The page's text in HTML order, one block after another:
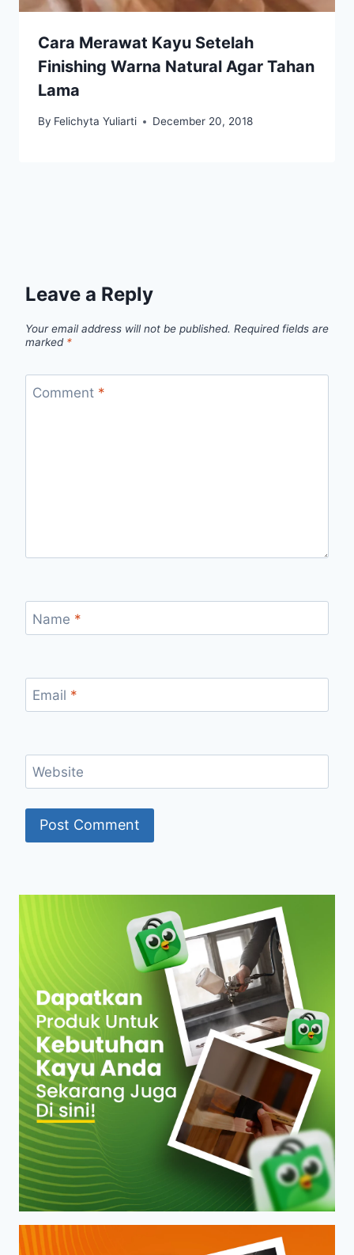
Cara Merawat Kayu Setelah
Finishing Warna Natural Agar Tahan
Lama
By Felichyta Yuliarti December 20, 2018
Leave a Reply
Your email address will not be published. Required fields are
marked *
Comment *
Name *
Email *
Website